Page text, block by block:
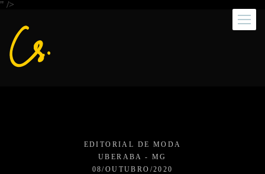
" />
EDITORIAL DE MODA
UBERABA - MG
08/OUTUBRO/2020